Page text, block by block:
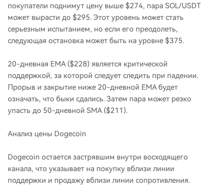
покупатели поднимут цену выше $274, пара SOL/USDT
может вырасти до $295. Этот уровень может стать
серьезным испытанием, но если его преодолеть,
следующая остановка может быть на уровне $375.
20-дневная EMA ($228) является критической
поддержкой, за которой следует следить при падении.
Прорыв и закрытие ниже 20-дневной EMA будет
означать, что быки сдались. Затем пара может резко
упасть до 50-дневной SMA ($211).
Анализ цены Dogecoin
Dogecoin остается застрявшим внутри восходящего
канала, что указывает на покупку вблизи линии
поддержки и продажу вблизи линии сопротивления.